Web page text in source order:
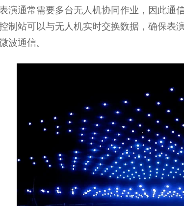
演通常需要多台无人机协同作业，因此通
制站可以与无人机实时交换数据，确保
波通信。